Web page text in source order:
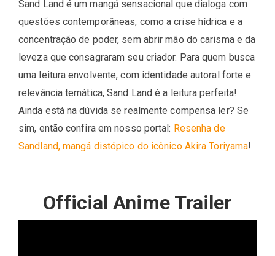
Sand Land é um mangá sensacional que dialoga com
questões contemporâneas, como a crise hídrica e a
concentração de poder, sem abrir mão do carisma e da
leveza que consagraram seu criador. Para quem busca
uma leitura envolvente, com identidade autoral forte e
relevância temática, Sand Land é a leitura perfeita!
Ainda está na dúvida se realmente compensa ler? Se
sim, então confira em nosso portal: Resenha de
Sandland, mangá distópico do icônico Akira Toriyama!
Official Anime Trailer